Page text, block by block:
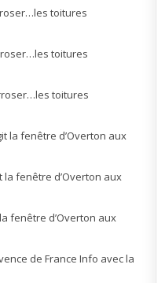
toitures
toitures
toitures
la fenêtre d’Overton aux
la fenêtre d’Overton aux
fenêtre d’Overton aux
de France Info avec la